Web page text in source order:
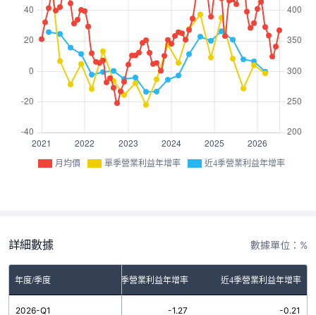
月均價 單季營業利益年增率 近4季營業利益年增率
詳細數據 數據單位：%
年度/季度 單季營業利益年增率 近4季營業利益年增率
2026-Q1 -1.27 -0.21